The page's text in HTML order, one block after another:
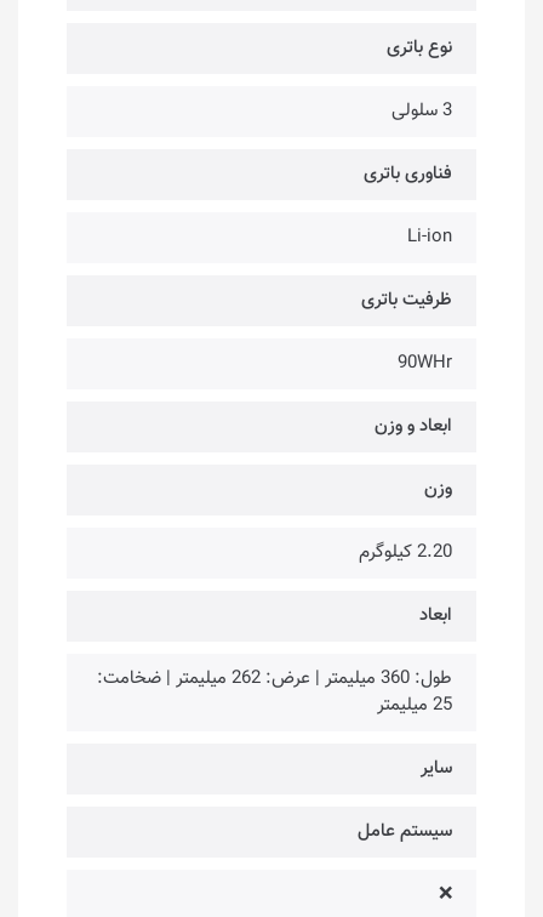
نوع باتری
3 سلولی
فناوری باتری
Li-ion
ظرفیت باتری
90WHr
ابعاد و وزن
وزن
2.20 کیلوگرم
ابعاد
طول: 360 میلیمتر | عرض: 262 میلیمتر | ضخامت:
25 میلیمتر
سایر
سیستم عامل
❌